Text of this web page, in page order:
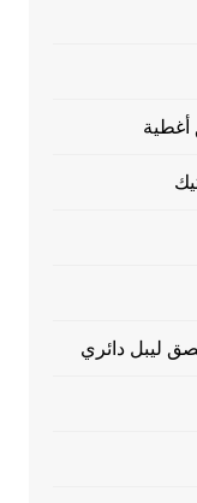
أغطية
ليبل دائري